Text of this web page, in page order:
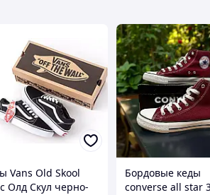
Vans Old Skool
Олд Скул черно-
Бордовые кеды
converse all star